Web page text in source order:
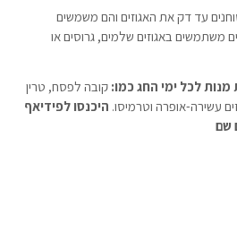
עד דק את האגוזים והם משמשים
באגוזים שלמים, גרוסים או
לכל ימי החג כמו: קובה לפסח, טרין
עשירה-אופרה וטרמיסו. היכנסו לפידיאף
שם